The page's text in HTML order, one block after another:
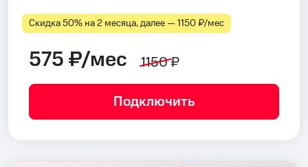
Скидка 50% на 2 месяца, далее — 1150 ₽⁠/⁠мес
575 ₽/мес 1150 ₽
Подключить